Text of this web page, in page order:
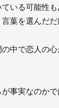
いる可能性
葉を選んだだ
中で恋人の
事実なのかで